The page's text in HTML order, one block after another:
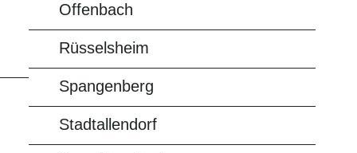
Offenbach
Rüsselsheim
Spangenberg
Stadtallendorf